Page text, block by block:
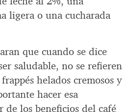
ligera o una cucharada
que cuando se dice
saludable, no se refieren
helados cremosos y
hacer esa
los beneficios del café